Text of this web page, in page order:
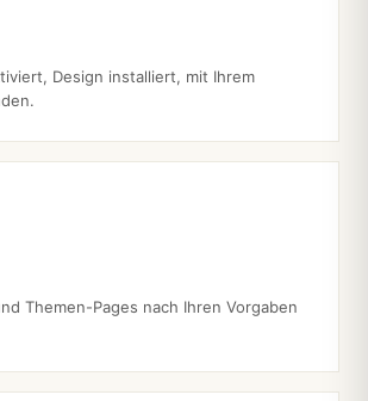
Design installiert, mit Ihrem
Themen-Pages nach Ihren Vorgaben